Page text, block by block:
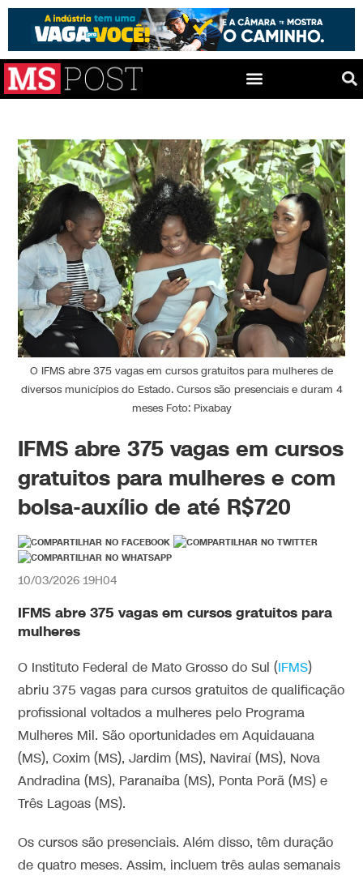
O IFMS abre 375 vagas em cursos gratuitos para mulheres de
diversos municípios do Estado. Cursos são presenciais e duram 4
meses Foto: Pixabay
IFMS abre 375 vagas em cursos
gratuitos para mulheres e com
bolsa-auxílio de até R$720
10/03/2026 19H04
IFMS abre 375 vagas em cursos gratuitos para
mulheres
O Instituto Federal de Mato Grosso do Sul (IFMS)
abriu 375 vagas para cursos gratuitos de qualificação
profissional voltados a mulheres pelo Programa
Mulheres Mil. São oportunidades em Aquidauana
(MS), Coxim (MS), Jardim (MS), Naviraí (MS), Nova
Andradina (MS), Paranaíba (MS), Ponta Porã (MS) e
Três Lagoas (MS).
Os cursos são presenciais. Além disso, têm duração
de quatro meses. Assim, incluem três aulas semanais